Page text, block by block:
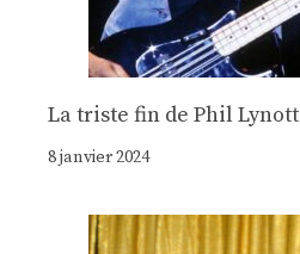
La triste fin de Phil Lynott
8 janvier 2024